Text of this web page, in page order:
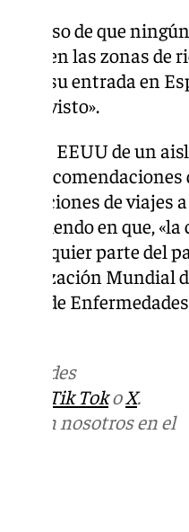
«en caso de que
en las zonas de
su entrada en
previsto».
de EEUU de un
de viajes
Insistiendo en que,
cualquier parte del
Mundial
de
las redes
Tik TokoX.
con nosotros en el